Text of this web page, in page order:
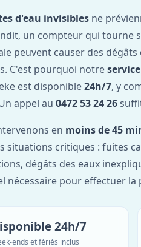
d'eau invisibles ne
un compteur qui tourne
peuvent causer des
C'est pourquoi notre
est disponible24h/7, y
appel au 0472 53 24 26
en moins de 45
situations critiques : fuites
dégâts des eaux
nécessaire pour effectuer
24h/7
ends et fériés inclus